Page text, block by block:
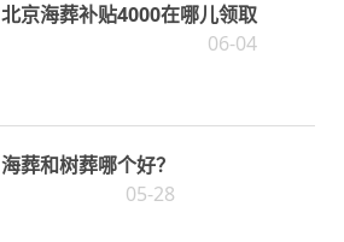
北京海葬补贴4000在哪儿领取
06-04
海葬和树葬哪个好？
05-28